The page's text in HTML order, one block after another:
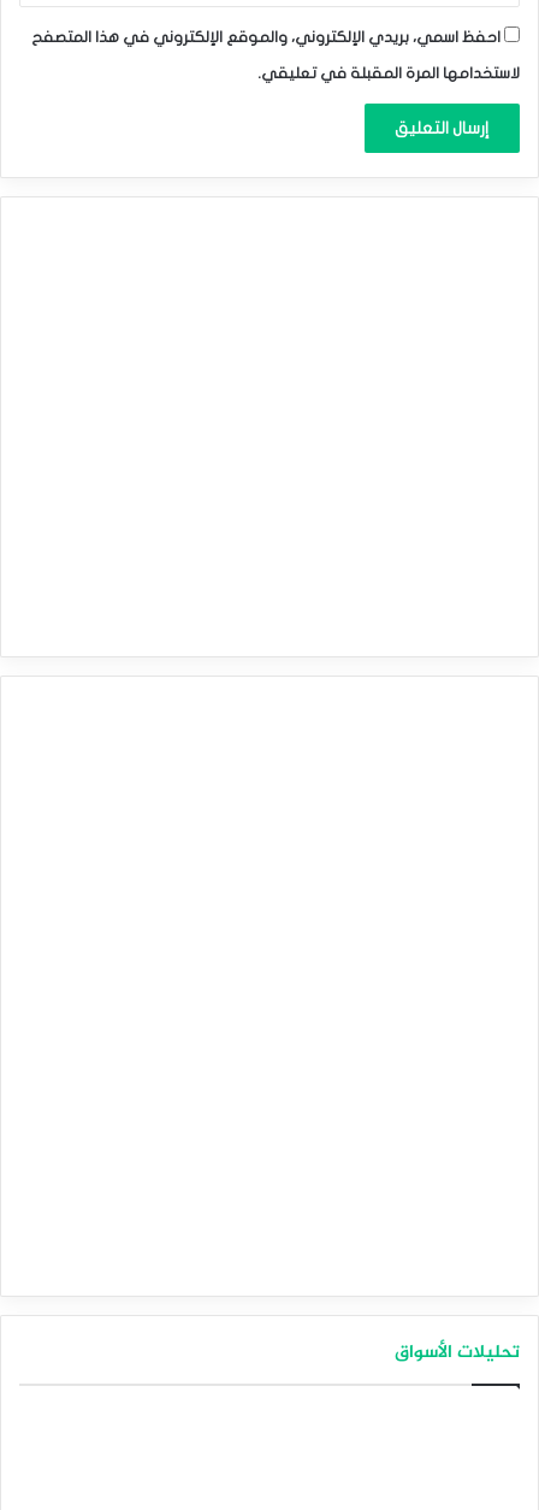
احفظ اسمي، بريدي الإلكتروني، والموقع الإلكتروني في هذا المتصفح
لاستخدامها المرة المقبلة في تعليقي.
تحليلات الأسواق